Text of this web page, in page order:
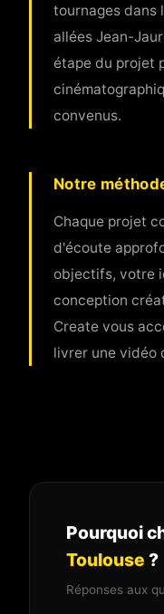
tournages dans
allées Jean-
étape du projet
convenus.
Notre
Chaque projet
d'écoute
objectifs, votre
conception
Create vous
livrer une vidéo
Pourquoi
Toulouse ?
Réponses aux